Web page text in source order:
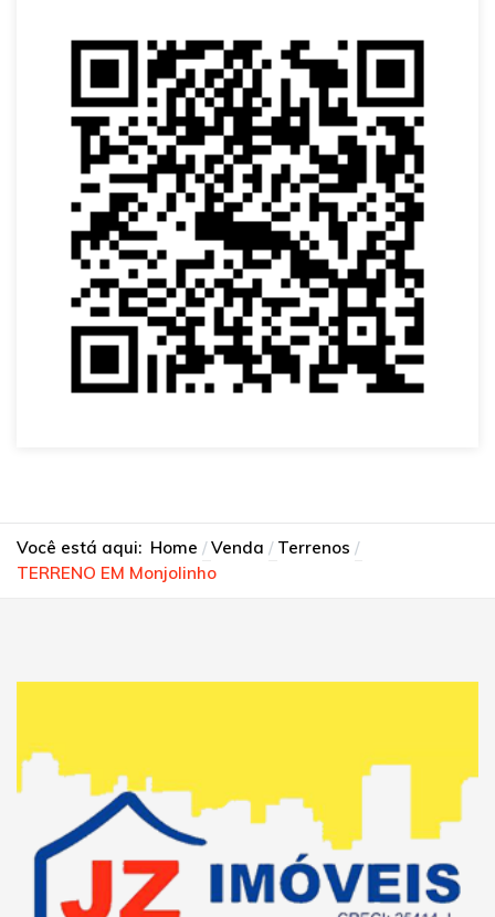
Você está aqui: Home Venda
Terrenos
TERRENO EM Monjolinho